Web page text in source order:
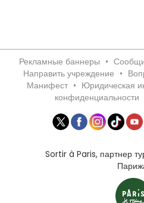
Рекламные баннеры •
Направить учреждение •
Манифест • Юридическая
конфиденциальности
Sortir à Paris, партнер